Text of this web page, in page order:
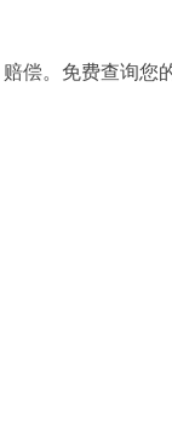
偿。免费查询您